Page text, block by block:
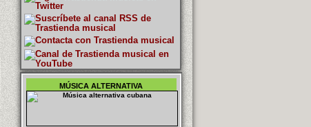
MÚSICA ALTERNATIVA